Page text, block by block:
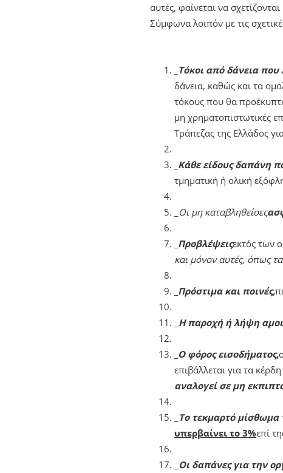
αυτές, φαίνεται να
Σύμφωνα λοιπόν με τις
_Τόκοι από δάνεια
δάνεια, καθώς και τα
τόκους που θα
μη χρηματοπιστωτικές
Τράπεζας της Ελλάδος
_Κάθε είδους
τμηματική ή ολική
Οι μη καταβληθείσες
Προβλέψειςεκτός των
και μόνον αυτές, όπως τα
Πρόστιμα και ποινές,
Η παροχή ή λήψη
Ο φόρος εισοδήματος,
επιβάλλεται για τα
αναλογεί σε μη
Το τεκμαρτό
υπερβαίνει το 3%επί
Οι δαπάνες για την